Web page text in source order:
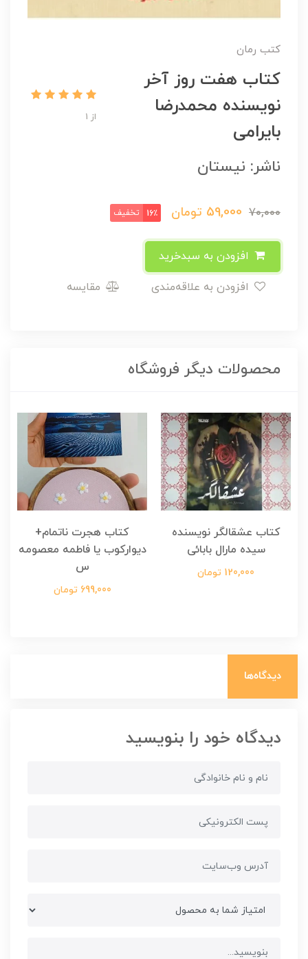
کتب رمان
کتاب هفت روز آخر
نویسنده محمدرضا
بایرامی
از 1
ناشر: نیستان
70,000
59,000 تومان 16٪ تخفیف
مقایسه
محصولات دیگر فروشگاه
کتاب عشقالگر نویسنده
سیده مارال بابائی
120,000 تومان
کتاب هجرت ناتمام+
دیوارکوب یا فاطمه معصومه
س
699,000 تومان
دیدگاه‌ها
دیدگاه خود را بنویسید